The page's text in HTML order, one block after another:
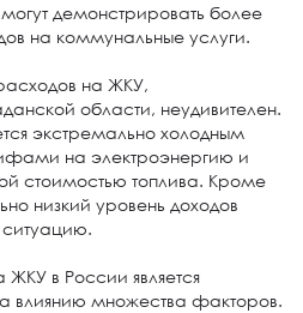
демонстрировать более
на коммунальные услуги.
на ЖКУ,
области, неудивителен.
экстремально холодным
на электроэнергию и
стоимостью топлива. Кроме
низкий уровень доходов
ситуацию.
в России является
влиянию множества факторов.